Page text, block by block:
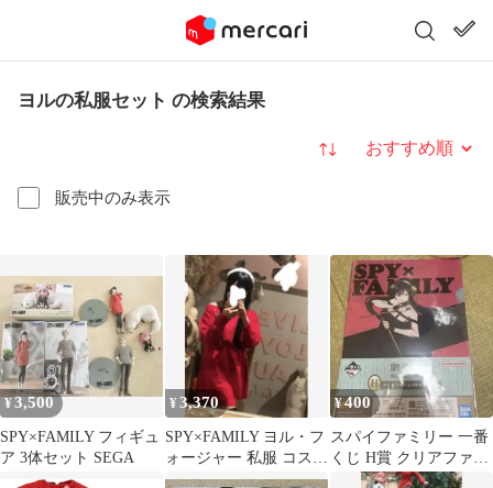
ヨルの私服セット の検索結果
販売中のみ表示
並び替え
¥3,500
SPY×FAMILY フィギュ
ア 3体セット SEGA
¥3,370
SPY×FAMILY ヨル・フ
ォージャー 私服 コスプ
レ衣装セット 小物付き
¥400
スパイファミリー 一番
くじ H賞 クリアファイ
ル2枚セット（ヨル）